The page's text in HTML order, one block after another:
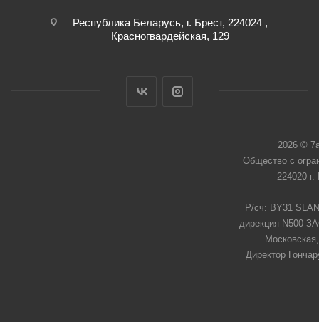
Республика Беларусь, г. Брест, 224024 ,
Красногвардейская, 129
2026 ©
Общество с
224020
Р/сч: BY31
дирекция N500
Директор